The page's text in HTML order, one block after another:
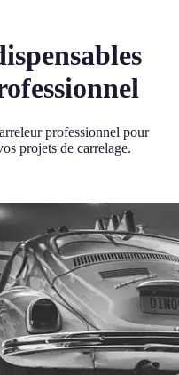
professionnel pour
projets de carrelage.